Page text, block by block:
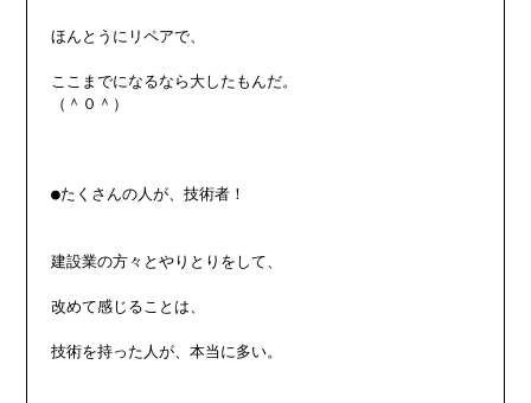
ほんとうにリペアで、
ここまでになるなら大したもんだ。
（＾０＾）
●たくさんの人が、技術者！
建設業の方々とやりとりをして、
改めて感じることは、
技術を持った人が、本当に多い。